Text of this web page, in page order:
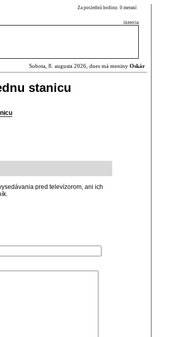
Za poslednú hodinu: 0 meraní
inzercia
Sobota, 8. augusta 2026, dnes má meniny Oskár
stanicu
pred televízorom, ani ich